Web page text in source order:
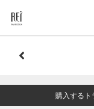
購入するト